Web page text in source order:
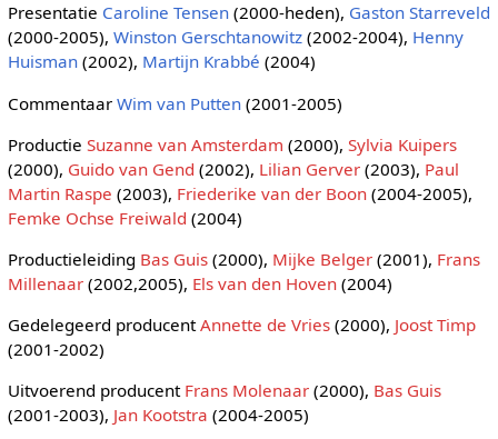
Presentatie Caroline Tensen(2000-heden), Gaston Starreveld
(2000-2005), Winston Gerschtanowitz(2002-2004), Henny
Huisman(2002), Martijn Krabbé (2004)
Commentaar Wim van Putten(2001-2005)
Productie Suzanne van Amsterdam (2000), Sylvia Kuipers
(2000), Guido van Gend (2002), Lilian Gerver(2003), Paul
Martin Raspe (2003), Friederike van der Boon(2004-2005),
Femke Ochse Freiwald (2004)
Productieleiding Bas Guis(2000), Mijke Belger(2001), Frans
Millenaar(2002,2005), Els van den Hoven(2004)
Gedelegeerd producentAnnette de Vries(2000), Joost Timp
(2001-2002)
Uitvoerend producent Frans Molenaar(2000), Bas Guis
(2001-2003), Jan Kootstra (2004-2005)